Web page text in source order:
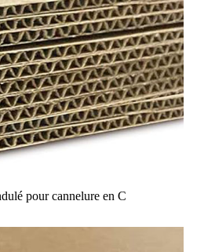
pour cannelure en C